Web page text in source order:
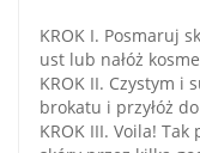
KROK I. Posmaruj
ust lub nałóż
KROK II. Czystym i
brokatu i przyłóż
KROK III. Voila!